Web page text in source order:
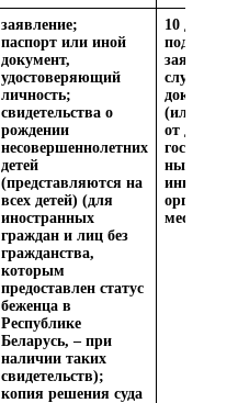
заявление;
паспорт или иной
документ,
удостоверяющий
личность;
свидетельства о
рождении
несовершеннолетних
детей
(представляются на
всех детей) (для
иностранных
граждан и лиц без
гражданства,
которым
предоставлен статус
беженца в
Республике
Беларусь, – при
наличии таких
свидетельств);
копия решения суда
10 дней
подачи
случае
(или)
от других
ных
иных
месяц